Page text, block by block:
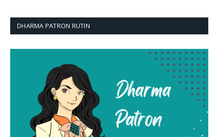
DHARMA PATRON RUTIN